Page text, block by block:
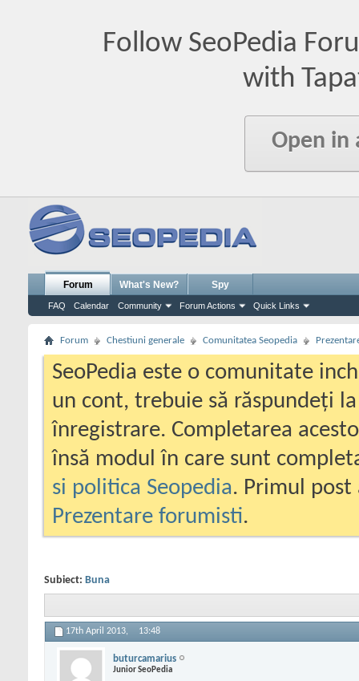
Follow SeoPedia
with
Open in
Forum
FAQ Calendar Community Forum Actions Quick Links
What's New? Spy
Forum Chestiuni generale Comunitatea Seopedia
SeoPedia este o comunitate
un cont, trebuie să răspundeți
înregistrare. Completarea
însă modul în care sunt
si politica Seopedia. Primul
Prezentare forumisti.
Subiect: Buna
17th April 2013, 13:48
buturcamarius
Junior SeoPedia